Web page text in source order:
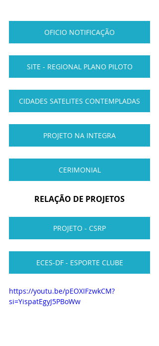
OFICIO NOTIFICAÇÃO
SITE - REGIONAL PLANO PILOTO
CIDADES SATELITES CONTEMPLADAS
PROJETO NA INTEGRA
CERIMONIAL
RELAÇÃO DE PROJETOS
PROJETO - CSRP
ECES-DF - ESPORTE CLUBE
https://youtu.be/pEOXIFzwkCM?
si=YispatEgyJ5PBoWw